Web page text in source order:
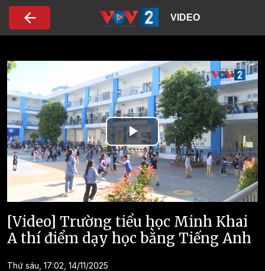
Nhảy đến nội dung
VIDEO
Play
Video
[Video] Trường tiểu học Minh Khai
A thí điểm dạy học bằng Tiếng Anh
Thứ sáu, 17:02, 14/11/2025